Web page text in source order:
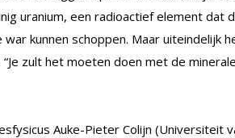
uranium, een radioactief element
kunnen schoppen. Maar uiteindelijk
zult het moeten doen met de
Auke-Pieter Colijn (Universiteit